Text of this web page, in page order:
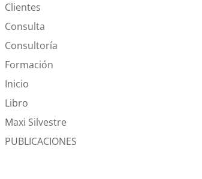
Clientes
Consulta
Consultoría
Formación
Inicio
Libro
Maxi Silvestre
PUBLICACIONES